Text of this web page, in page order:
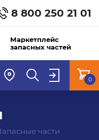
8 800 250 21 01
Маркетплейс
запасных частей
0
части